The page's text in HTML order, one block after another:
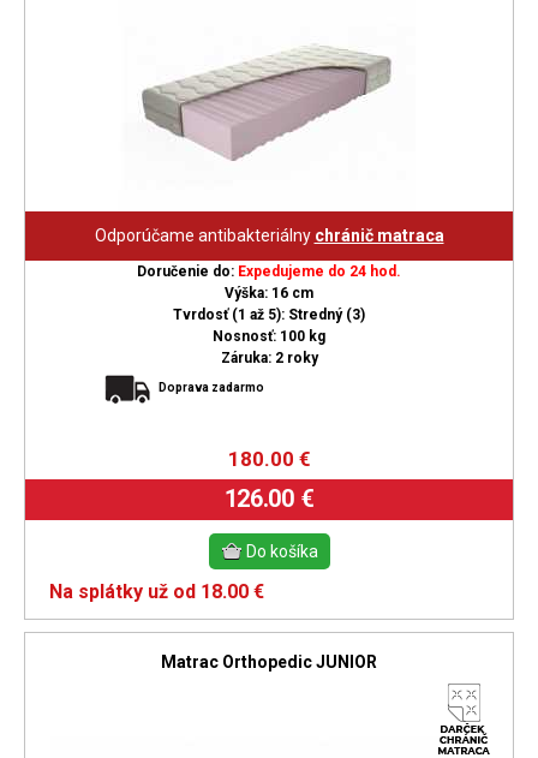
Odporúčame antibakteriálny chránič matraca
Doručenie do: Expedujeme do 24 hod.
Výška: 16 cm
Tvrdosť (1 až 5): Stredný (3)
Nosnosť: 100 kg
Záruka: 2 roky
Doprava zadarmo
180.00 €
126.00 €
Na splátky už od 18.00 €
Matrac Orthopedic JUNIOR